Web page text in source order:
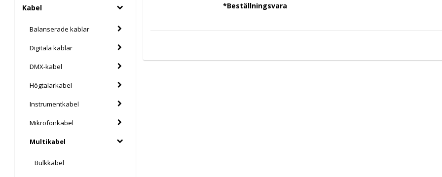
Kabel
Balanserade kablar
Digitala kablar
DMX-kabel
Högtalarkabel
Instrumentkabel
Mikrofonkabel
Multikabel
Bulkkabel
*Beställningsvara